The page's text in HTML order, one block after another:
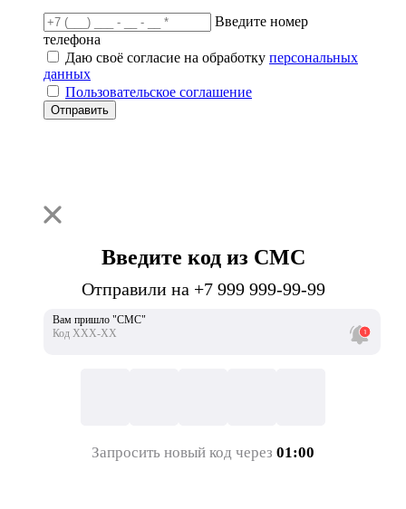
Введите номер
телефона
Даю своё согласие на обработку персональных
данных
Пользовательское соглашение
Отправить
Введите код из СМС
Отправили на +7 999 999-99-99
Вам пришло "СМС"
Код ХХХ-ХХ
Запросить новый код через 01:00